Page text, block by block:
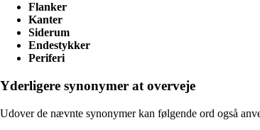
Flanker
Kanter
Siderum
Endestykker
Periferi
Yderligere synonymer at overveje
Udover de nævnte synonymer kan følgende ord også